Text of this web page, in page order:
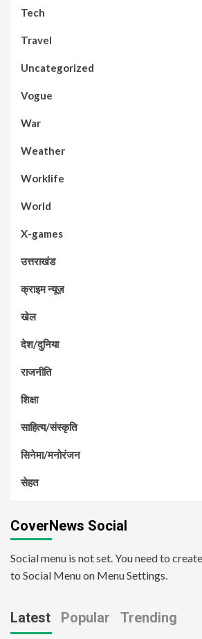
Tech
Travel
Uncategorized
Vogue
War
Weather
Worklife
World
X-games
उत्तराखंड
क्राइम न्यूज़
खेल
देश/दुनिया
राजनीति
शिक्षा
साहित्य/संस्कृति
सिनेमा/मनोरंजन
सेहत
CoverNews Social
Social menu is not set. You need to
to Social Menu on Menu Settings.
Latest Popular Trending